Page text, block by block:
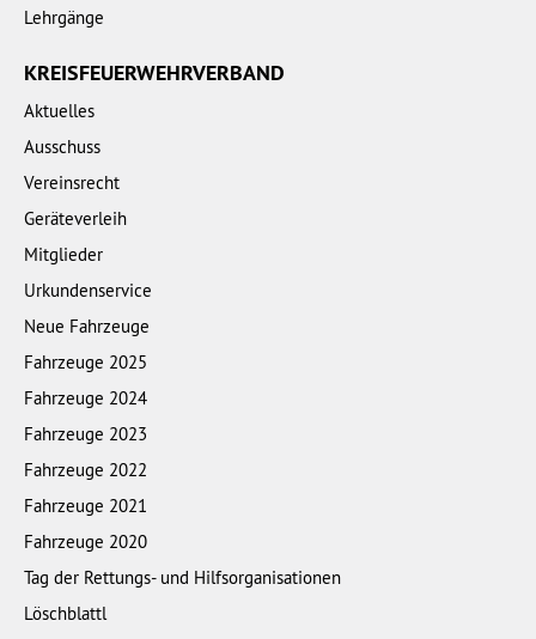
Lehrgänge
KREISFEUERWEHRVERBAND
Aktuelles
Ausschuss
Vereinsrecht
Geräteverleih
Mitglieder
Urkundenservice
Neue Fahrzeuge
Fahrzeuge 2025
Fahrzeuge 2024
Fahrzeuge 2023
Fahrzeuge 2022
Fahrzeuge 2021
Fahrzeuge 2020
Tag der Rettungs- und Hilfsorganisationen
Löschblattl